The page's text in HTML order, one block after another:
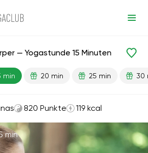
Gewichtsverlust
— Yogastunde 15 Minuten
min 20 min 25 min 30
820 Punkte 119 kcal
min